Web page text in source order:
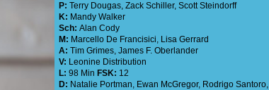
P: Terry Dougas, Zack Schiller, Scott Steindorff
K: Mandy Walker
Sch: Alan Cody
M: Marcello De Francisici, Lisa Gerrard
A: Tim Grimes, James F. Oberlander
V: Leonine Distribution
L: 98 Min FSK: 12
D: Natalie Portman, Ewan McGregor, Rodrigo Santoro,